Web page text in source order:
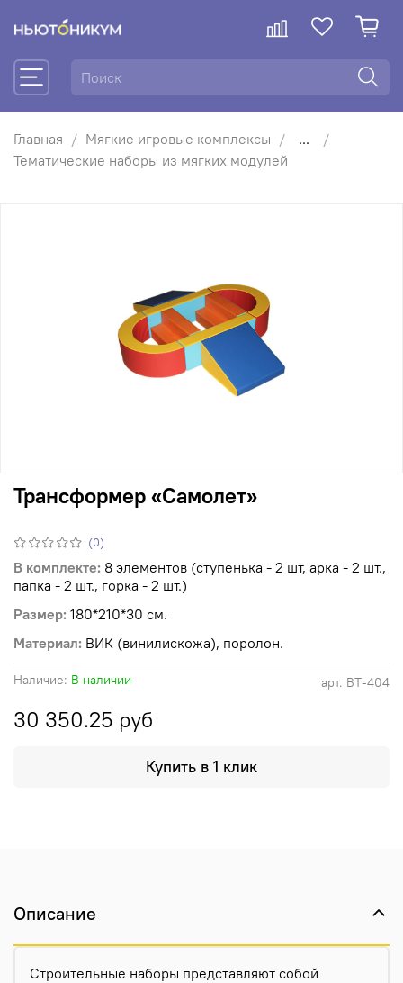
Главная Мягкие игровые комплексы
...
Тематические наборы из мягких модулей
(0)
арт. ВТ-404
Наличие: В наличии
Трансформер «Самолет»
30 350.25 руб
Купить в 1 клик
В комплекте: 8 элементов (ступенька - 2 шт, арка - 2 шт.,
папка - 2 шт., горка - 2 шт.)
Размер: 180*210*30 см.
Материал: ВИК (винилискожа), поролон.
Описание
Строительные наборы представляют собой